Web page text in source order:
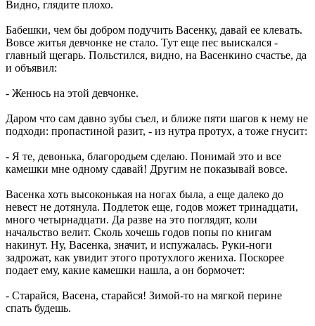
Видно, глядите плохо.
Бабешки, чем бы добром подучить Васенку, давай ее клевать.
Вовсе житья девчонке не стало. Тут еще пес выискался -
главный щегарь. Польстился, видно, на Васенкино счастье, да
и объявил:
- Женюсь на этой девчонке.
Даром что сам давно зубы съел, и ближе пяти шагов к нему не
подходи: пропастиной разит, - из нутра протух, а тоже гнусит:
- Я те, девонька, благородьем сделаю. Понимай это и все
камешки мне одному сдавай! Другим не показывай вовсе.
Васенка хоть высоконькая на ногах была, а еще далеко до
невест не дотянула. Подлеток еще, годов может тринадцати,
много четырнадцати. Да разве на это поглядят, коли
начальство велит. Сколь хочешь годов попы по книгам
накинут. Ну, Васенка, значит, и испужалась. Руки-ноги
задрожат, как увидит этого протухлого жениха. Поскорее
подает ему, какие камешки нашла, а он бормочет:
- Старайся, Васена, старайся! Зимой-то на мягкой перине
спать будешь.